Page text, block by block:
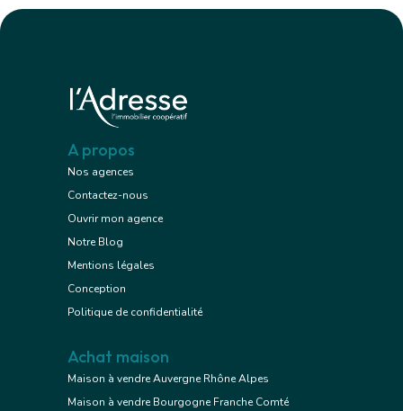
A propos
Nos agences
Contactez-nous
Ouvrir mon agence
Notre Blog
Mentions légales
Conception
Politique de confidentialité
Achat maison
Maison à vendre Auvergne Rhône Alpes
Maison à vendre Bourgogne Franche Comté